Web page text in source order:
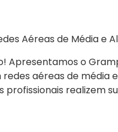
Aéreas de Média e
Apresentamos o
aéreas de média
profissionais realizem